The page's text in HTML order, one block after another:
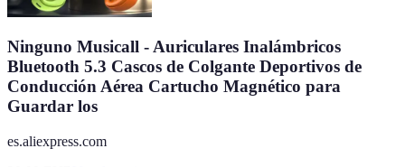
Ninguno Musicall - Auriculares Inalámbricos
Bluetooth 5.3 Cascos de Colgante Deportivos de
Conducción Aérea Cartucho Magnético para
Guardar los
es.aliexpress.com